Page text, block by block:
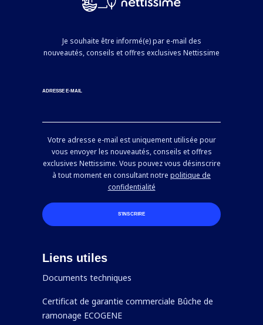
Je souhaite être informé(e) par e-mail des
nouveautés, conseils et offres exclusives Nettissime
ADRESSE E-MAIL
Votre adresse e-mail est uniquement utilisée pour
vous envoyer les nouveautés, conseils et offres
exclusives Nettissime. Vous pouvez vous désinscrire
à tout moment en consultant notre politique de
confidentialité
S’INSCRIRE
Liens utiles
Documents techniques
Certificat de garantie commerciale Bûche de
ramonage ECOGENE